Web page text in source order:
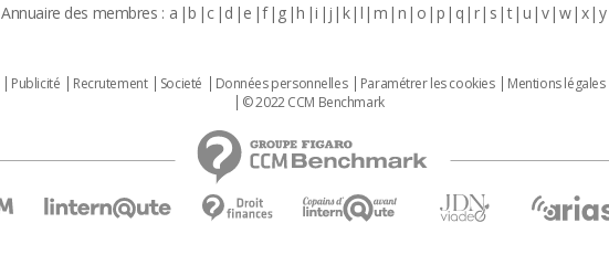
Annuaire des membres : a b c d e f g h i j k l m n o p q r s t u v w x y
Publicité Recrutement Societé Données personnelles Paramétrer les cookies Mentions légales
© 2022 CCM Benchmark